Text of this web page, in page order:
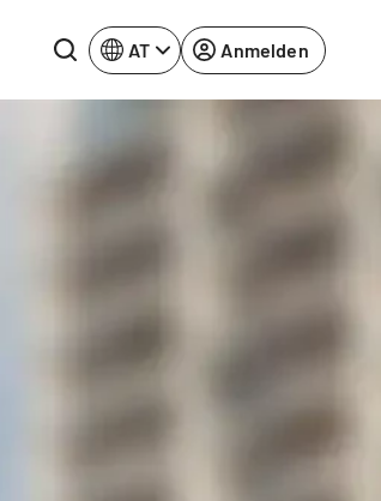
AT Anmelden